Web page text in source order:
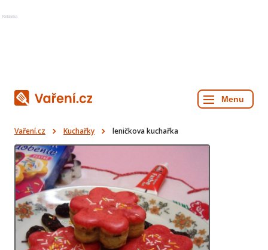
Reklama
Vaření.cz Kuchařky leničkova kuchařka